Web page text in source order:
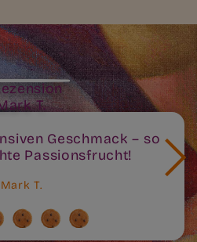
Geschmack – so
Passionsfrucht!
Mark T.